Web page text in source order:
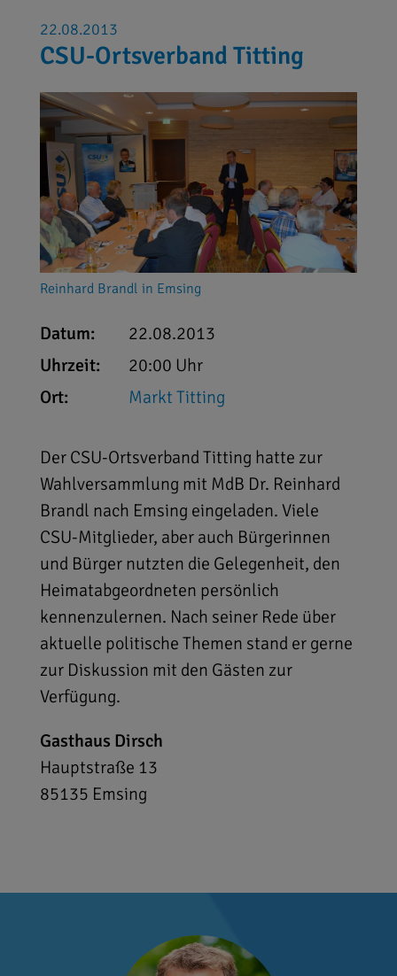
22.08.2013
CSU-Ortsverband Titting
Reinhard Brandl in Emsing
Datum:
22.08.2013
Uhrzeit:
20:00 Uhr
Ort:
Markt Titting
Der CSU-Ortsverband Titting hatte zur
Wahlversammlung mit MdB Dr. Reinhard
Brandl nach Emsing eingeladen. Viele
CSU-Mitglieder, aber auch Bürgerinnen
und Bürger nutzten die Gelegenheit, den
Heimatabgeordneten persönlich
kennenzulernen. Nach seiner Rede über
aktuelle politische Themen stand er gerne
zur Diskussion mit den Gästen zur
Verfügung.
Gasthaus Dirsch
Hauptstraße 13
85135 Emsing